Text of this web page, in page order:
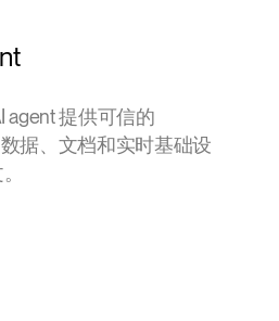
agent 提供可信的
据、文档和实时基础设